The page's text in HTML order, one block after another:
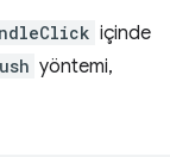
içinde
yöntemi,